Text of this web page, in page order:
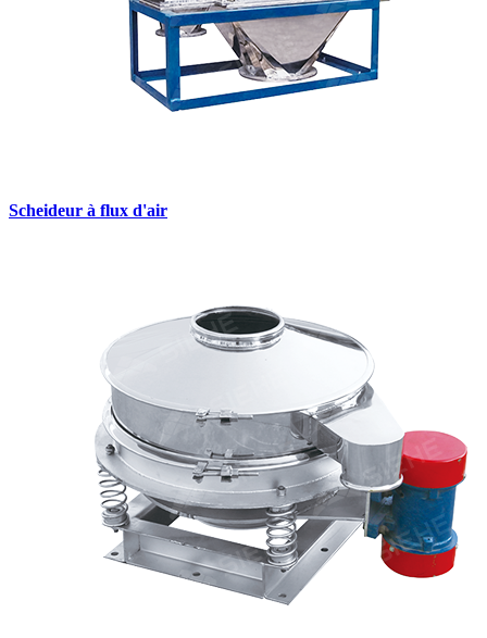
Scheideur à flux d'air